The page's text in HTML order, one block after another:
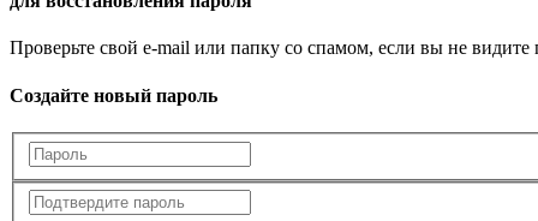
Проверьте свой e-mail или папку со спамом, если вы не видите
Создайте новый пароль